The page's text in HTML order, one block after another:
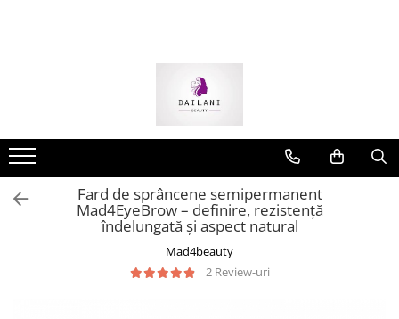
Fard de sprâncene semipermanent
Mad4EyeBrow – definire, rezistență
îndelungată și aspect natural
Mad4beauty
2 Review-uri